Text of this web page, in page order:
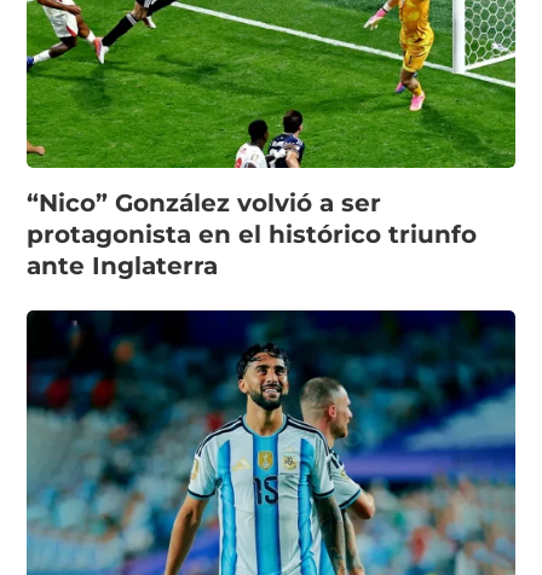
“Nico” González volvió a ser
protagonista en el histórico triunfo
ante Inglaterra